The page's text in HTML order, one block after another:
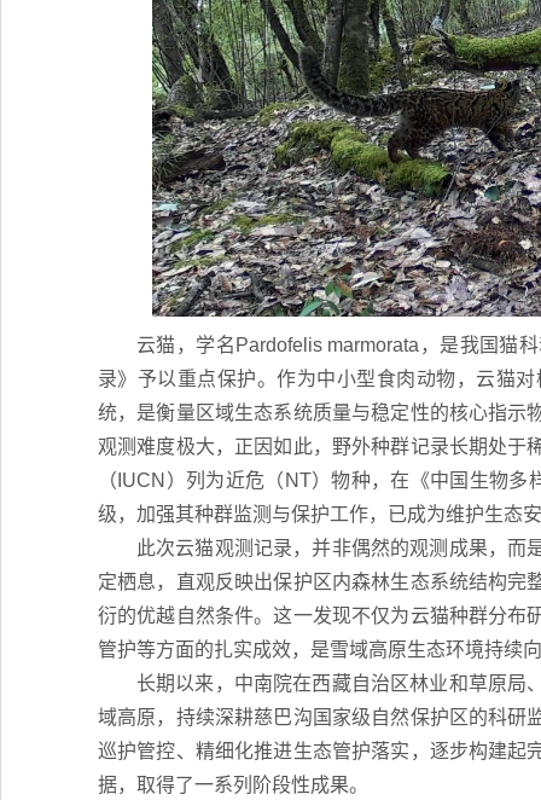
云猫，学名 Pardofelis marmorata ，是我国猫
录》予以重点保护。作为中小型食肉动物，云猫
统，是衡量区域生态系统质量与稳定性的核心指示
观测难度极大，正因如此，野外种群记录长期处于
（IUCN）列为近危（NT）物种，在《中国生物
级，加强其种群监测与保护工作，已成为维护生态
此次云猫观测记录，并非偶然的观测成果，而
定栖息，直观反映出保护区内森林生态系统结构
衍的优越自然条件。这一发现不仅为云猫种群分布
管护等方面的扎实成效，是雪域高原生态环境持续
长期以来，中南院在西藏自治区林业和草原局
域高原，持续深耕慈巴沟国家级自然保护区的科研
巡护管控、精细化推进生态管护落实，逐步构建起
据，取得了一系列阶段性成果。